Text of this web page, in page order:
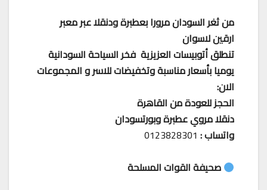
من ثغر السودان مرورا بعطبرة ودنقلا عبر معبر
ارقين لاسوان
تنطلق أتوبيسات العزيزية فخر السياحة السودانية
يوميا بأسعار مناسبة وتخفيضات للاسر و المجموعات
الان:
الحجز للعودة من القاهرة
دنقلا مروي عطبرة وبورتسودان
واتساب : 0123828301
صحيفة القوات المسلحة